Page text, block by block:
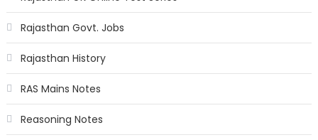
Rajasthan Govt. Jobs
Rajasthan History
RAS Mains Notes
Reasoning Notes